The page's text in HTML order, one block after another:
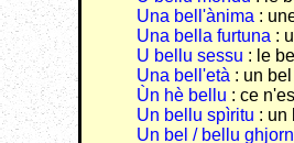
Una bell'ànima :
Una bella furtuna :
U bellu sessu : le
Una bell'età : un
Ùn hè bellu : ce
Un bellu spìritu : un
Un bel / bellu